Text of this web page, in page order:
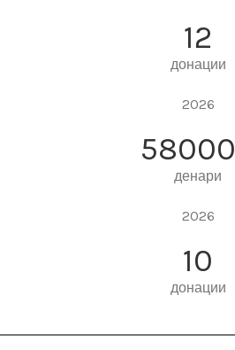
12
донации
2026
денари
2026
10
донации